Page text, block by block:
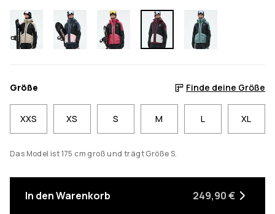
Größe Finde deine Größe
XXS XS S M L XL
Das Model ist 175 cm groß und trägt Größe S.
In den Warenkorb 249,90 €